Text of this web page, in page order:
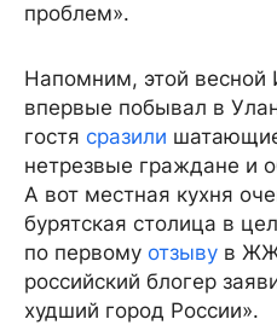
проблем».
Напомним, этой весной
впервые побывал в
гостя сразили
нетрезвые граждане и
А вот местная кухня
бурятская столица в
по первому отзыву в ЖЖ
российский блогер
худший город России».